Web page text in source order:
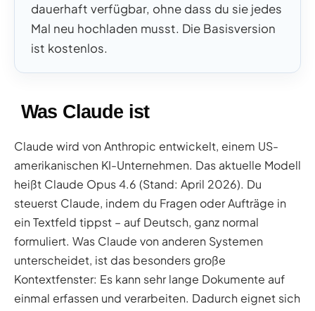
dauerhaft verfügbar, ohne dass du sie jedes
Mal neu hochladen musst. Die Basisversion
ist kostenlos.
Was Claude ist
Claude wird von Anthropic entwickelt, einem US-
amerikanischen KI-Unternehmen. Das aktuelle Modell
heißt Claude Opus 4.6 (Stand: April 2026). Du
steuerst Claude, indem du Fragen oder Aufträge in
ein Textfeld tippst – auf Deutsch, ganz normal
formuliert. Was Claude von anderen Systemen
unterscheidet, ist das besonders große
Kontextfenster: Es kann sehr lange Dokumente auf
einmal erfassen und verarbeiten. Dadurch eignet sich